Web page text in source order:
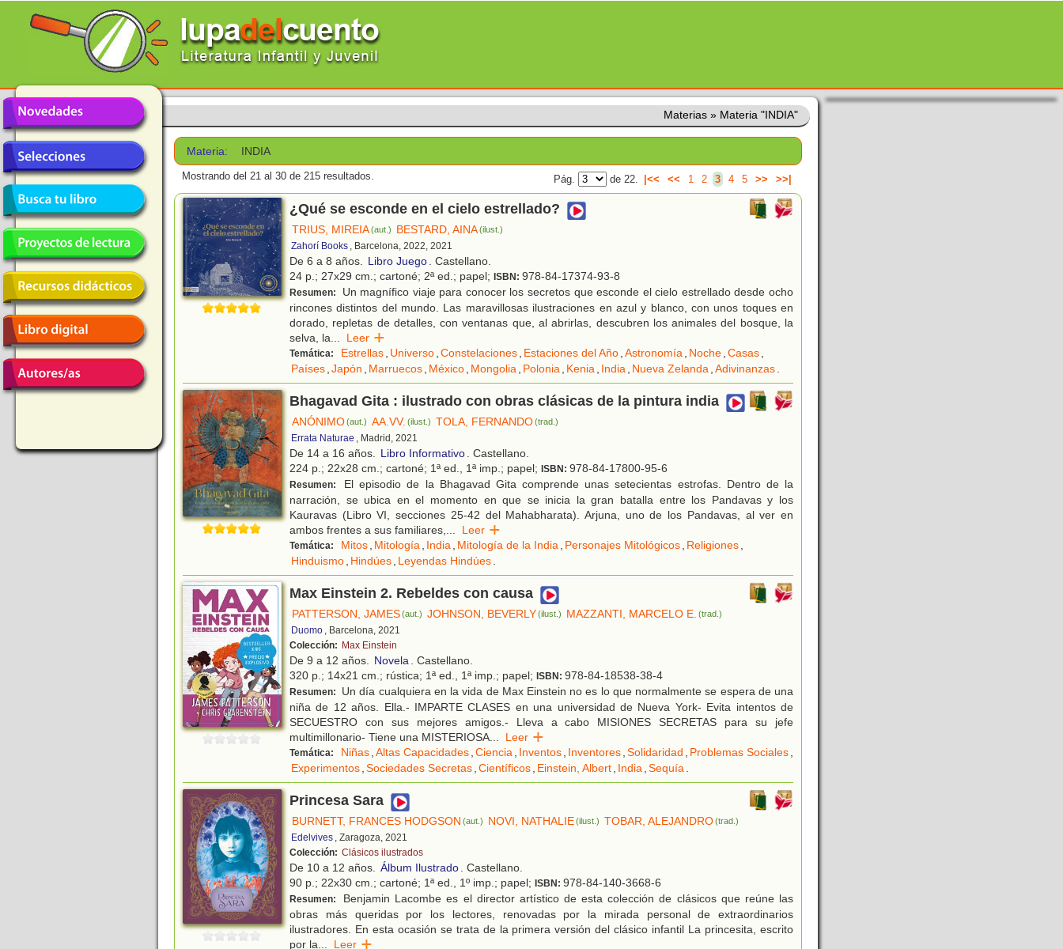
Materias » Materia "INDIA"
Materia: INDIA
Mostrando del 21 al 30 de 215 resultados. Pág. de 22. |<< << 1 2 3 4 5 >> >>|
¿Qué se esconde en el cielo estrellado?
TRIUS, MIREIA(aut.) BESTARD, AINA(ilust.)
Zahorí Books , Barcelona, 2022, 2021
De 6 a 8 años. Libro Juego. Castellano.
24 p.; 27x29 cm.; cartoné; 2ª ed.; papel; ISBN: 978-84-17374-93-8
Resumen:
Un magnífico viaje para conocer los secretos que esconde el cielo estrellado desde ocho
rincones distintos del mundo. Las maravillosas ilustraciones en azul y blanco, con unos toques en
dorado, repletas de detalles, con ventanas que, al abrirlas, descubren los animales del bosque, la
selva, la... Leer
Temática: Estrellas, Universo,Constelaciones, Estaciones del Año,Astronomía, Noche,Casas,
Países,Japón , Marruecos, México, Mongolia, Polonia, Kenia, India, Nueva Zelanda,Adivinanzas.
Bhagavad Gita : ilustrado con obras clásicas de la pintura india
ANÓNIMO(aut.) AA.VV. (ilust.) TOLA, FERNANDO (trad.)
Errata Naturae , Madrid, 2021
De 14 a 16 años. Libro Informativo. Castellano.
224 p.; 22x28 cm.; cartoné; 1ª ed., 1ª imp.; papel; ISBN: 978-84-17800-95-6
Resumen:
El episodio de la Bhagavad Gita comprende unas setecientas estrofas. Dentro de la
narración, se ubica en el momento en que se inicia la gran batalla entre los Pandavas y los
Kauravas (Libro VI, secciones 25-42 del Mahabharata). Arjuna, uno de los Pandavas, al ver en
ambos frentes a sus familiares,... Leer
Temática: Mitos, Mitología, India, Mitología de la India, Personajes Mitológicos, Religiones,
Hinduismo, Hindúes, Leyendas Hindúes.
Max Einstein 2. Rebeldes con causa
PATTERSON, JAMES(aut.) JOHNSON, BEVERLY(ilust.) MAZZANTI, MARCELO E. (trad.)
Duomo , Barcelona, 2021
Colección: Max Einstein
De 9 a 12 años. Novela. Castellano.
320 p.; 14x21 cm.; rústica; 1ª ed., 1ª imp.; papel; ISBN: 978-84-18538-38-4
Resumen:
Un día cualquiera en la vida de Max Einstein no es lo que normalmente se espera de una
niña de 12 años. Ella.- IMPARTE CLASES en una universidad de Nueva York- Evita intentos de
SECUESTRO con sus mejores amigos.- Lleva a cabo MISIONES SECRETAS para su jefe
multimillonario- Tiene una MISTERIOSA... Leer
Temática: Niñas,Altas Capacidades,Ciencia, Inventos, Inventores,Solidaridad , Problemas Sociales,
Experimentos,Sociedades Secretas,Científicos, Einstein, Albert, India,Sequía.
Princesa Sara
BURNETT, FRANCES HODGSON (aut.) NOVI, NATHALIE(ilust.) TOBAR, ALEJANDRO (trad.)
Edelvives , Zaragoza, 2021
Colección: Clásicos ilustrados
De 10 a 12 años. Álbum Ilustrado. Castellano.
90 p.; 22x30 cm.; cartoné; 1ª ed., 1º imp.; papel; ISBN: 978-84-140-3668-6
Resumen:
Benjamin Lacombe es el director artístico de esta colección de clásicos que reúne las
obras más queridas por los lectores, renovadas por la mirada personal de extraordinarios
ilustradores. En esta ocasión se trata de la primera versión del clásico infantil La princesita, escrito
por la... Leer